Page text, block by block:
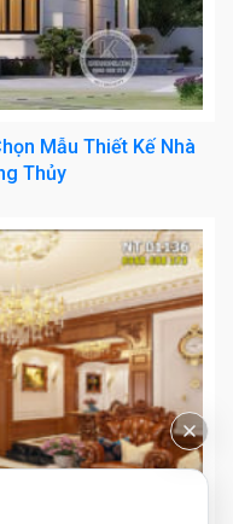
Mẫu Thiết Kế Nhà
Thủy